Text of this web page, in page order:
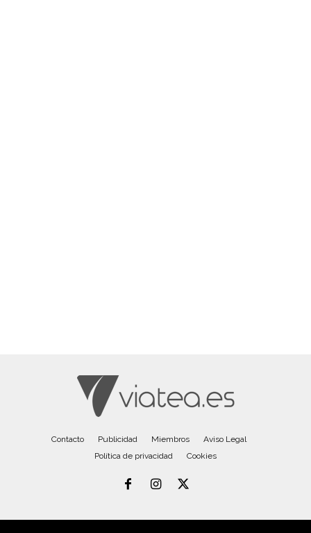
Contacto Publicidad Miembros
Aviso Legal
Política de privacidad
Cookies